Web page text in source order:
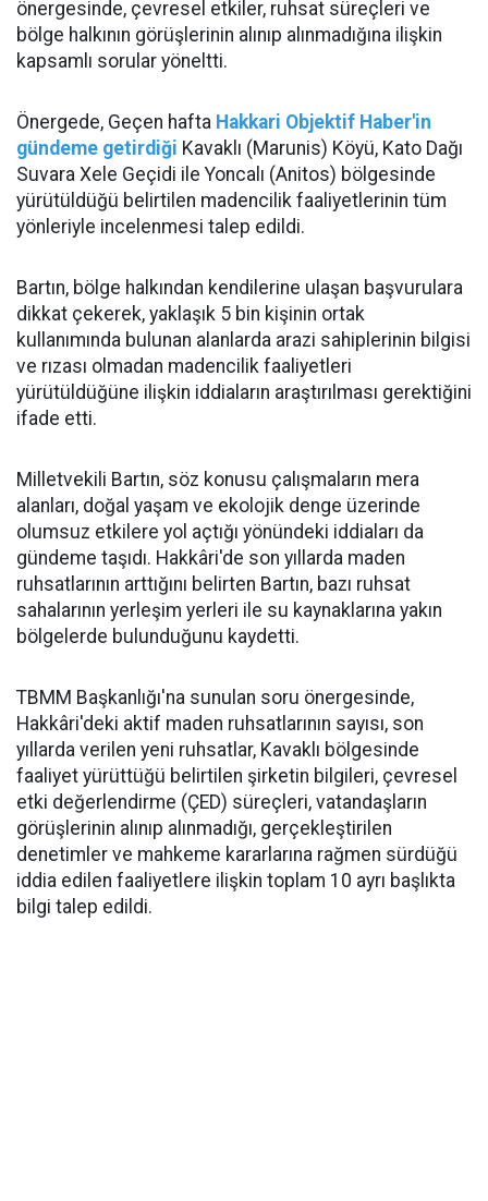
önergesinde, çevresel etkiler, ruhsat süreçleri ve
bölge halkının görüşlerinin alınıp alınmadığına ilişkin
kapsamlı sorular yöneltti.
Önergede, Geçen hafta Hakkari Objektif Haber'in
gündeme getirdiği Kavaklı (Marunis) Köyü, Kato Dağı
Suvara Xele Geçidi ile Yoncalı (Anitos) bölgesinde
yürütüldüğü belirtilen madencilik faaliyetlerinin tüm
yönleriyle incelenmesi talep edildi.
Bartın, bölge halkından kendilerine ulaşan başvurulara
dikkat çekerek, yaklaşık 5 bin kişinin ortak
kullanımında bulunan alanlarda arazi sahiplerinin bilgisi
ve rızası olmadan madencilik faaliyetleri
yürütüldüğüne ilişkin iddiaların araştırılması gerektiğini
ifade etti.
Milletvekili Bartın, söz konusu çalışmaların mera
alanları, doğal yaşam ve ekolojik denge üzerinde
olumsuz etkilere yol açtığı yönündeki iddiaları da
gündeme taşıdı. Hakkâri'de son yıllarda maden
ruhsatlarının arttığını belirten Bartın, bazı ruhsat
sahalarının yerleşim yerleri ile su kaynaklarına yakın
bölgelerde bulunduğunu kaydetti.
TBMM Başkanlığı'na sunulan soru önergesinde,
Hakkâri'deki aktif maden ruhsatlarının sayısı, son
yıllarda verilen yeni ruhsatlar, Kavaklı bölgesinde
faaliyet yürüttüğü belirtilen şirketin bilgileri, çevresel
etki değerlendirme (ÇED) süreçleri, vatandaşların
görüşlerinin alınıp alınmadığı, gerçekleştirilen
denetimler ve mahkeme kararlarına rağmen sürdüğü
iddia edilen faaliyetlere ilişkin toplam 10 ayrı başlıkta
bilgi talep edildi.